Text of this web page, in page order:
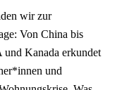
wir zur
Von China bis
Kanada erkundet
und